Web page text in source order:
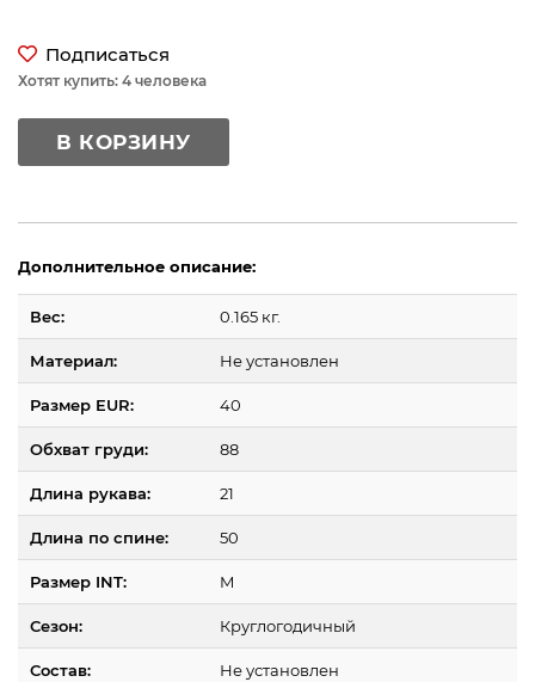
Подписаться
Хотят купить: 4 человека
В КОРЗИНУ
Дополнительное описание:
Вес: 0.165 кг.
Материал: Не установлен
Размер EUR: 40
Обхват груди: 88
Длина рукава: 21
Длина по спине: 50
Размер INT: M
Сезон: Круглогодичный
Состав: Не установлен